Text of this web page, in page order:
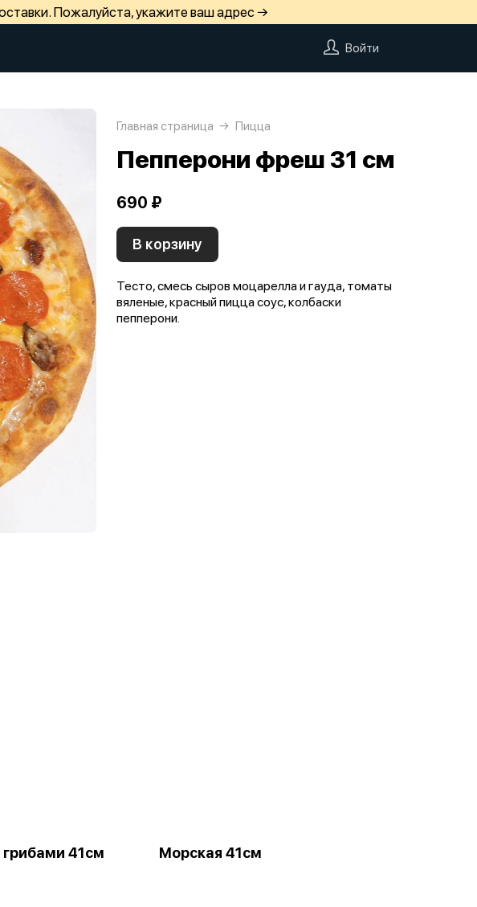
Пожалуйста, укажите ваш адрес →
Войти
Главная страница Пицца
Пепперони фреш 31 см
690 ₽
В корзину
Тесто, смесь сыров моцарелла и гауда, томаты
вяленые, красный пицца соус, колбаски
пепперони.
грибами 41см Морская 41см